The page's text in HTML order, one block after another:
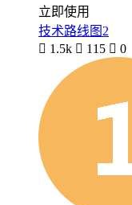
立即使用
技术路线图2
 1.5k  115  0